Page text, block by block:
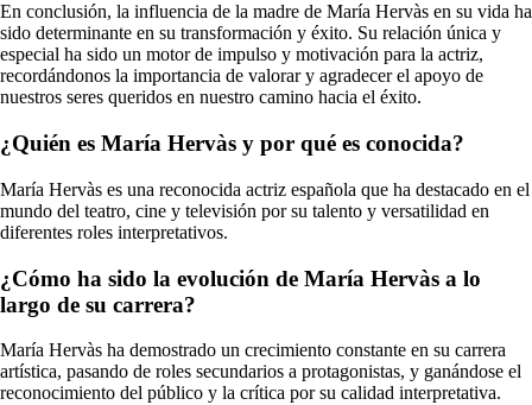
En conclusión, la influencia de la madre de María Hervàs en su vida ha
sido determinante en su transformación y éxito. Su relación única y
especial ha sido un motor de impulso y motivación para la actriz,
recordándonos la importancia de valorar y agradecer el apoyo de
nuestros seres queridos en nuestro camino hacia el éxito.
¿Quién es María Hervàs y por qué es conocida?
María Hervàs es una reconocida actriz española que ha destacado en el
mundo del teatro, cine y televisión por su talento y versatilidad en
diferentes roles interpretativos.
¿Cómo ha sido la evolución de María Hervàs a lo
largo de su carrera?
María Hervàs ha demostrado un crecimiento constante en su carrera
artística, pasando de roles secundarios a protagonistas, y ganándose el
reconocimiento del público y la crítica por su calidad interpretativa.